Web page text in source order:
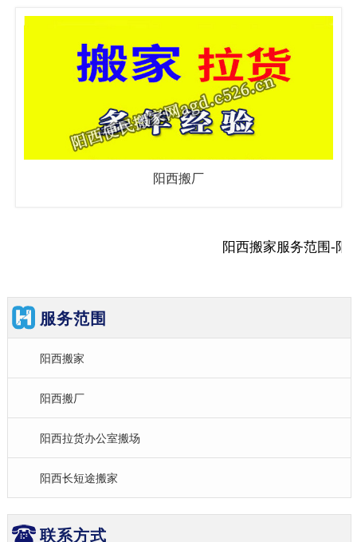
阳西搬厂
阳西搬家服务范围-阳
服务范围
阳西搬家
阳西搬厂
阳西拉货办公室搬场
阳西长短途搬家
联系方式